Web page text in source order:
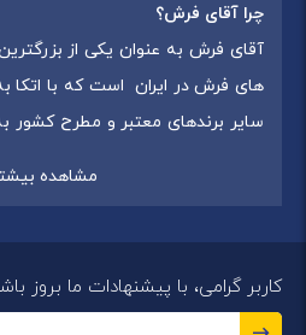
چرا آقای فرش؟
آقای فرش به عنوان یکی از
های فرش در ایران است که با اتکا
سایر برندهای معتبر و مطرح کشور
شهر:فردیس ) ، استان قزوین
مشاهده
کاربر گرامی، با پیشنهادات ما بروز